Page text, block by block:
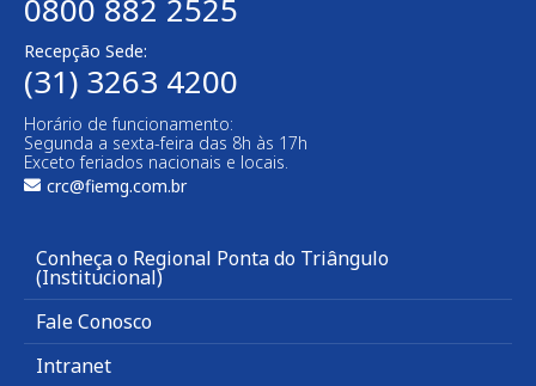
0800 882 2525
Recepção Sede:
(31) 3263 4200
Horário de funcionamento:
Segunda a sexta-feira das 8h às 17h
Exceto feriados nacionais e locais.
crc@fiemg.com.br
Conheça o Regional Ponta do Triângulo
(Institucional)
Fale Conosco
Intranet